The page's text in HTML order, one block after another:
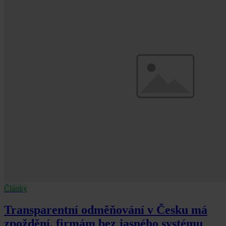
Články
Transparentní odměňování v Česku má
zpoždění, firmám bez jasného systému